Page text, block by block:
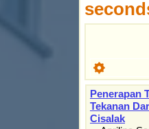
Penerapan
Tekanan
Cisalak